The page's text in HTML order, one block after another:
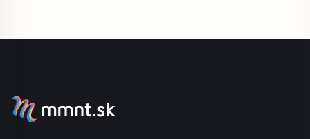
mmnt.sk